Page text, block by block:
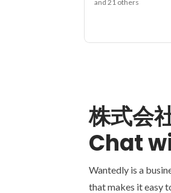
and 21 others
株式会
Chat
Wantedly is a
that makes it easy